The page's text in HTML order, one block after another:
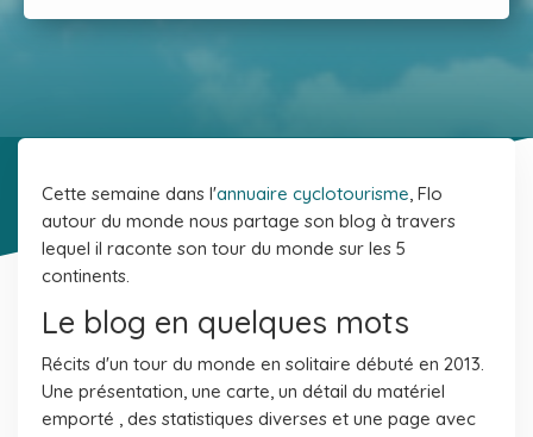
Cette semaine dans l'annuaire cyclotourisme, Flo
autour du monde nous partage son blog à travers
lequel il raconte son tour du monde sur les 5
continents.
Le blog en quelques mots
Récits d'un tour du monde en solitaire débuté en 2013.
Une présentation, une carte, un détail du matériel
emporté , des statistiques diverses et une page avec